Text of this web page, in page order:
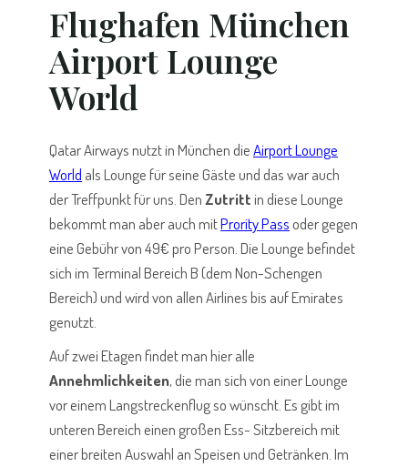
Flughafen München
Airport Lounge
World
Qatar Airways nutzt in München dieAirport Lounge
World als Lounge für seine Gäste und das war auch
der Treffpunkt für uns. Den Zutrittin diese Lounge
bekommt man aber auch mitPrority Passoder gegen
eine Gebühr von 49€ pro Person. Die Lounge befindet
sich im Terminal Bereich B (dem Non-Schengen
Bereich) und wird von allen Airlines bis auf Emirates
genutzt.
Auf zwei Etagen findet man hier alle
Annehmlichkeiten, die man sich von einer Lounge
vor einem Langstreckenflug so wünscht. Es gibt im
unteren Bereich einen großen Ess- Sitzbereich mit
einer breiten Auswahl an Speisen und Getränken. Im